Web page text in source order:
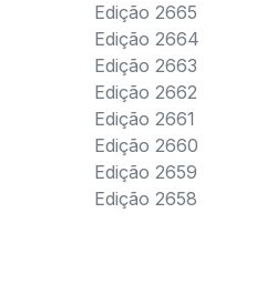
Edição 2665
Edição 2664
Edição 2663
Edição 2662
Edição 2661
Edição 2660
Edição 2659
Edição 2658